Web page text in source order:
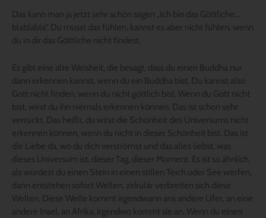
Das kann man ja jetzt sehr schön sagen „Ich bin das Göttliche…
blablabla“. Du musst das fühlen, kannst es aber nicht fühlen, wenn
du in dir das Göttliche nicht findest.
Es gibt eine alte Weisheit, die besagt, dass du einen Buddha nur
dann erkennen kannst, wenn du ein Buddha bist. Du kannst also
Gott nicht finden, wenn du nicht göttlich bist. Wenn du Gott nicht
bist, wirst du ihn niemals erkennen können. Das ist schon sehr
verrückt. Das heißt, du wirst die Schönheit des Universums nicht
erkennen können, wenn du nicht in dieser Schönheit bist. Das ist
die Liebe da, wo du dich verströmst und das alles liebst, was
dieses Universum ist, dieser Tag, dieser Moment. Es ist so ähnlich,
als würdest du einen Stein in einen stillen Teich oder See werfen,
dann entstehen sofort Wellen, zirkulär verbreiten sich diese
Wellen. Diese Welle kommt irgendwann ans andere Ufer, an eine
andere Insel, an Afrika, irgendwo kommt sie an. Wenn du einen